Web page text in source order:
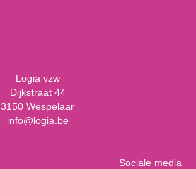
Logia vzw
Dijkstraat 44
3150 Wespelaar
info@logia.be
Sociale media